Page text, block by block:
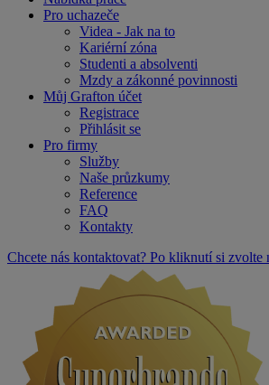
Pro uchazeče
Videa - Jak na to
Kariérní zóna
Studenti a absolventi
Mzdy a zákonné povinnosti
Můj Grafton účet
Registrace
Přihlásit se
Pro firmy
Služby
Naše průzkumy
Reference
FAQ
Kontakty
Chcete nás kontaktovat? Po kliknutí si zvolte